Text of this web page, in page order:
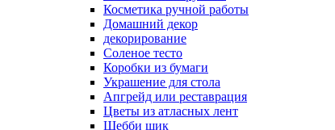
Косметика ручной работы
Домашний декор
декорирование
Соленое тесто
Коробки из бумаги
Украшение для стола
Апгрейд или реставрация
Цветы из атласных лент
Шебби шик